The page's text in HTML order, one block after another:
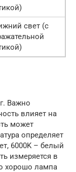
свет (с
Важно
влияет на
может
определяет
6000K – белый
измеряется в
хорошо лампа